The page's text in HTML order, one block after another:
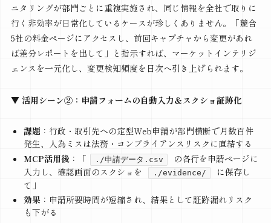
ニタリングが部門ごとに重複実施され、同じ情報を全社で取りに
行く非効率が日常化しているケースが珍しくありません。「競合
5社の料金ページにアクセスし、前回キャプチャから変更があれ
ば差分レポートを出して」と指示すれば、マーケットインテリジ
ェンスを一元化し、変更検知頻度を日次へ引き上げられます。
▼ 活用シーン②：申請フォームの自動入力＆スクショ証跡化
課題：行政・取引先への定型Web申請が部門横断で月数百件
発生、人為ミスは法務・コンプライアンスリスクに直結する
MCP活用後 ：「 ./申請データ.csv
の各行を申請ページに
入力し、確認画面のスクショを
./evidence/
に保存し
て」
効果：申請所要時間が短縮され、結果として証跡漏れリスク
も下がる